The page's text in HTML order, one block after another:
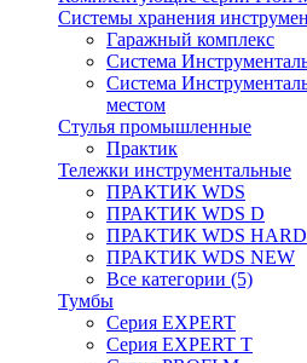
Системы хранения
Гаражный комплекс
Система
Система
местом
Стулья промышленные
Практик
Тележки инструментальные
ПРАКТИК WDS
ПРАКТИК WDS D
ПРАКТИК WDS HARD
ПРАКТИК WDS NEW
Все категории (5)
Тумбы
Серия EXPERT
Серия EXPERT T